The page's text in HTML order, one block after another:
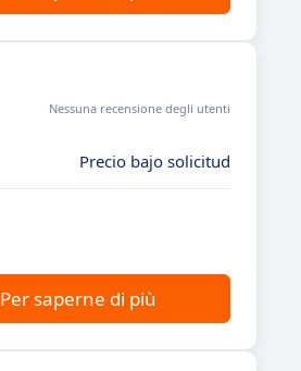
Nessuna recensione degli utenti
Precio bajo solicitud
Per saperne di più